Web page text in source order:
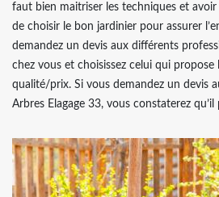
faut bien maitriser les techniques et
de choisir le bon jardinier pour assurer
demandez un devis aux différents
chez vous et choisissez celui qui
qualité/prix. Si vous demandez un devis
Arbres Elagage 33, vous constaterez